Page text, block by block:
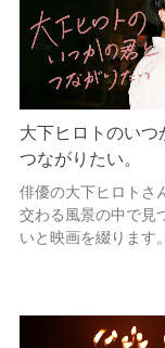
大下ヒロトのいつ
つながりたい。
俳優の大下ヒロトさ
交わる風景の中で見
いと映画を綴ります。